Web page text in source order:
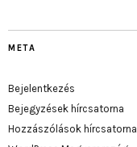
META
Bejelentkezés
Bejegyzések hírcsatorna
Hozzászólások hírcsatorna